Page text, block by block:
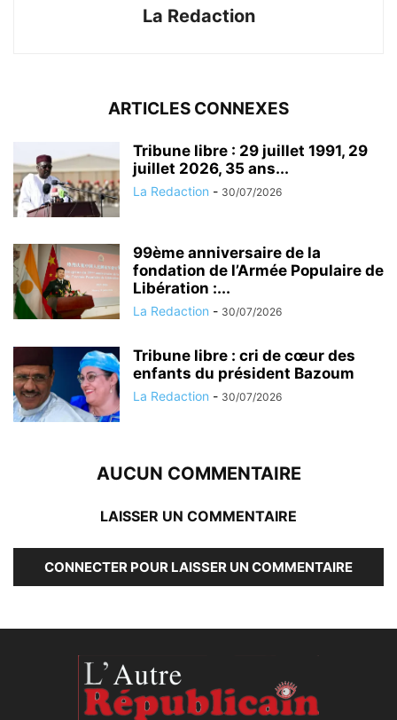
La Redaction
ARTICLES CONNEXES
Tribune libre : 29 juillet 1991, 29
juillet 2026, 35 ans...
La Redaction - 30/07/2026
99ème anniversaire de la
fondation de l’Armée Populaire de
Libération :...
La Redaction - 30/07/2026
Tribune libre : cri de cœur des
enfants du président Bazoum
La Redaction - 30/07/2026
AUCUN COMMENTAIRE
LAISSER UN COMMENTAIRE
CONNECTER POUR LAISSER UN COMMENTAIRE